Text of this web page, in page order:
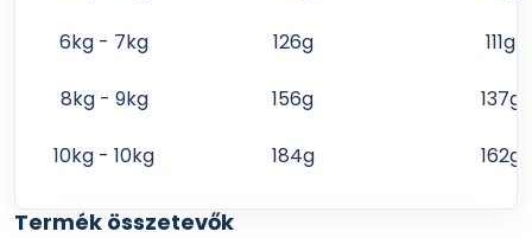
6kg - 7kg 126g 111g
8kg - 9kg 156g 137g
10kg - 10kg 184g 162g
Termék összetevők